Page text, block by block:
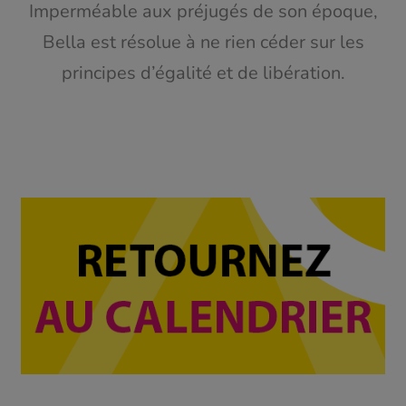
Imperméable aux préjugés de son époque,
Bella est résolue à ne rien céder sur les
principes d’égalité et de libération.